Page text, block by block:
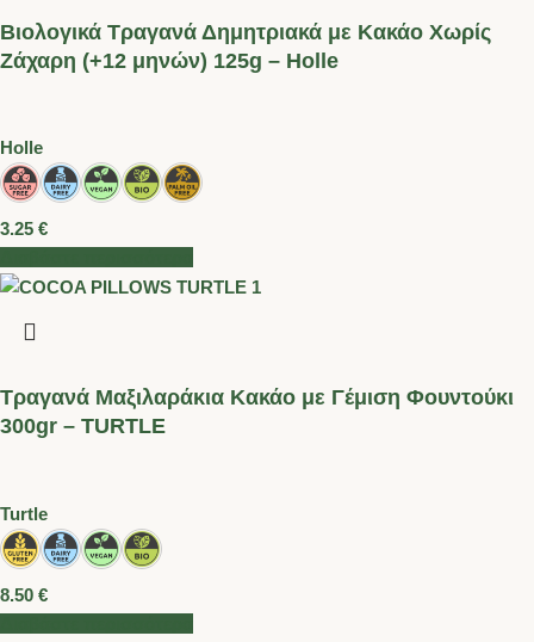
Βιολογικά Τραγανά Δημητριακά με Κακάο Χωρίς
Ζάχαρη (+12 μηνών) 125g – Holle
Holle
3.25 €
Τραγανά Μαξιλαράκια Κακάο με Γέμιση Φουντούκι
300gr – TURTLE
Turtle
8.50 €